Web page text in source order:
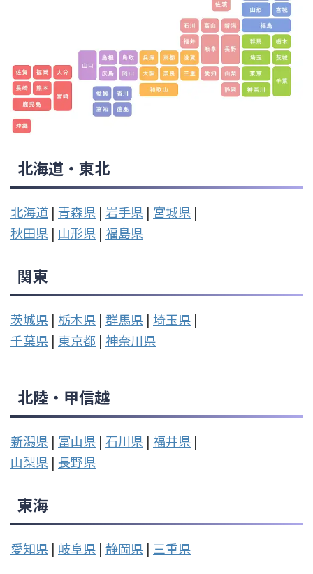
北海道・東北
北海道 | 青森県 | 岩手県 | 宮城県 |
秋田県 | 山形県 | 福島県
関東
茨城県 | 栃木県 | 群馬県 | 埼玉県 |
千葉県 | 東京都 | 神奈川県
北陸・甲信越
新潟県 | 富山県 | 石川県 | 福井県 |
山梨県 | 長野県
東海
愛知県 | 岐阜県 | 静岡県 | 三重県